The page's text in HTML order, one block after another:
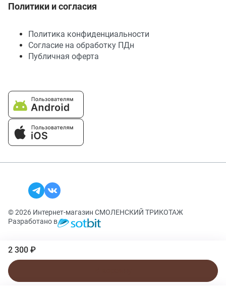
2 300 ₽
Политики и согласия
Политика конфиденциальности
Согласие на обработку ПДн
Публичная оферта
© 2026 Интернет-магазин СМОЛЕНСКИЙ ТРИКОТАЖ
Разработано в